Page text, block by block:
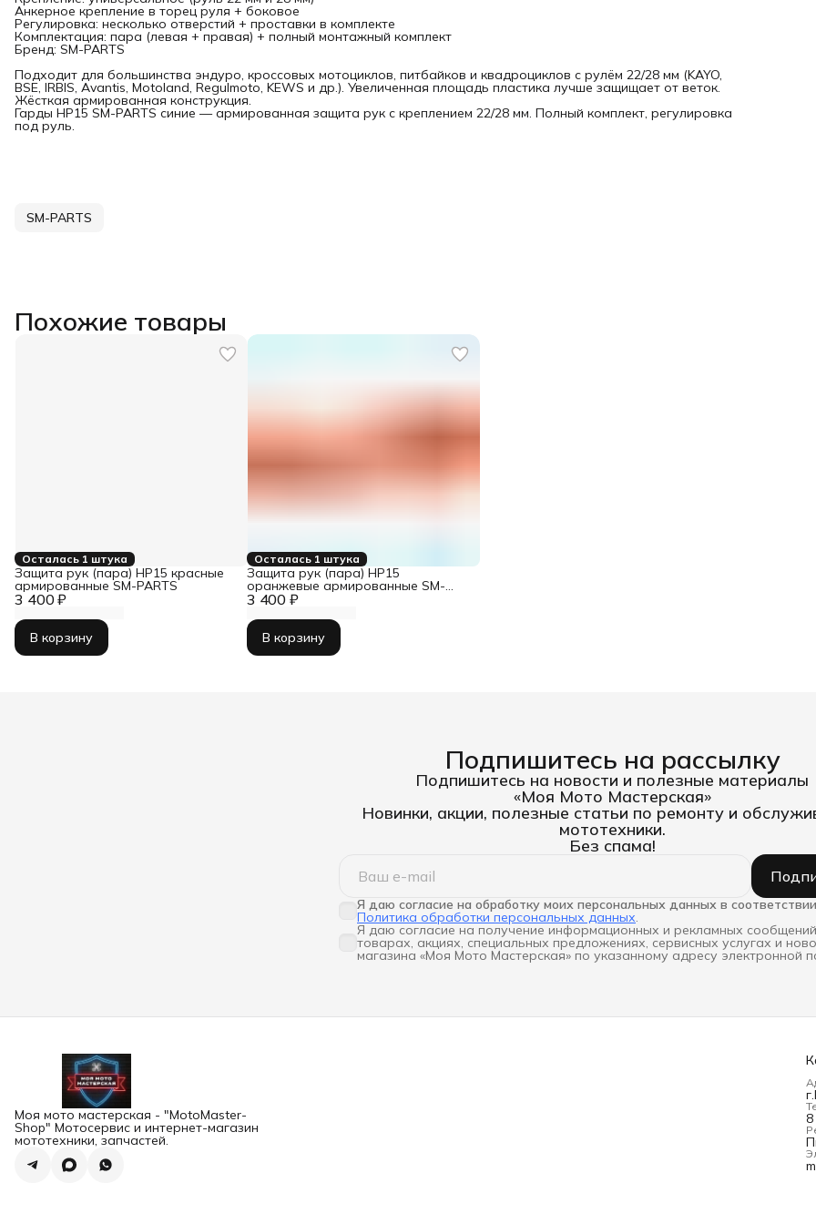
Анкерное крепление в торец руля + боковое
Регулировка: несколько отверстий + проставки в комплекте
Комплектация: пара (левая + правая) + полный монтажный комплект
Бренд: SM-PARTS
Подходит для большинства эндуро, кроссовых мотоциклов, питбайков и квадроциклов с рулём 22/28 мм (KAYO,
BSE, IRBIS, Avantis, Motoland, Regulmoto, KEWS и др.). Увеличенная площадь пластика лучше защищает от веток.
Жёсткая армированная конструкция.
Гарды HP15 SM-PARTS синие — армированная защита рук с креплением 22/28 мм. Полный комплект, регулировка
под руль.
SM-PARTS
Похожие товары
Осталась 1 штука
3 400 ₽
Защита рук (пара) HP15 красные
армированные SM-PARTS
В корзину
Осталась 1 штука
3 400 ₽
Защита рук (пара) HP15
оранжевые армированные SM-
PARTS
В корзину
Подпишитесь на рассылку
Подпишитесь на новости и полезные материалы
«Моя Мото Мастерская»
Новинки, акции, полезные статьи по ремонту и
мототехники.
Без спама!
Я даю согласие на обработку моих персональных данных в
Политика обработки персональных данных.
Я даю согласие на получение информационных и рекламных
товарах, акциях, специальных предложениях, сервисных услугах и
магазина «Моя Мото Мастерская» по указанному адресу электронной
Моя мото мастерская - "MotoMaster-
Shop" Мотосервис и интернет-магазин
мототехники, запчастей.
8